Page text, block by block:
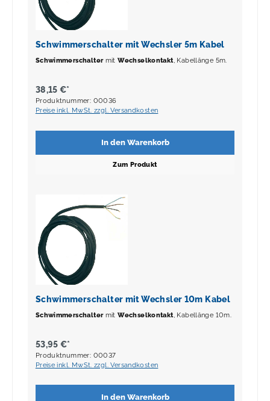
Schwimmerschalter mit Wechsler 5m Kabel
SchwimmerschaltermitWechselkontakt, Kabellänge 5m.
38,15 €*
Produktnummer: 00036
Preise inkl. MwSt. zzgl. Versandkosten
In den Warenkorb
Zum Produkt
Schwimmerschalter mit Wechsler 10m Kabel
SchwimmerschaltermitWechselkontakt , Kabellänge 10m.
53,95 €*
Produktnummer: 00037
Preise inkl. MwSt. zzgl. Versandkosten
In den Warenkorb